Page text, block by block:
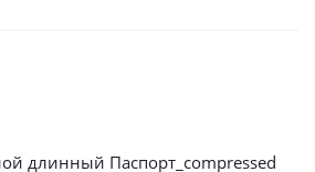
длинный Паспорт_compressed